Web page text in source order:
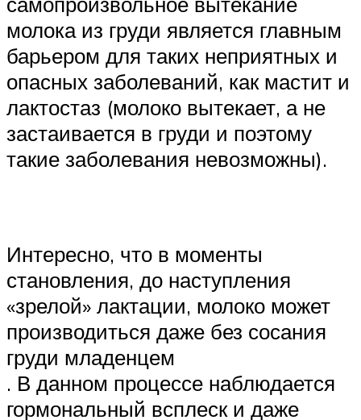
молока из груди является главным
барьером для таких неприятных и
опасных заболеваний, как мастит и
лактостаз (молоко вытекает, а не
застаивается в груди и поэтому
такие заболевания невозможны).
Интересно, что в моменты
становления, до наступления
«зрелой» лактации, молоко может
производиться даже без сосания
груди младенцем
. В данном процессе наблюдается
гормональный всплеск и даже